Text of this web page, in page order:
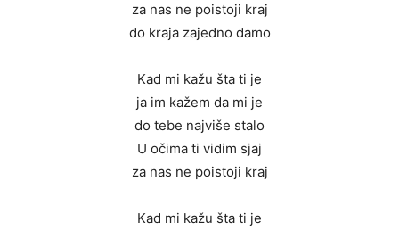
za nas ne poistoji kraj
do kraja zajedno damo
Kad mi kažu šta ti je
ja im kažem da mi je
do tebe najviše stalo
U očima ti vidim sjaj
za nas ne poistoji kraj
Kad mi kažu šta ti je